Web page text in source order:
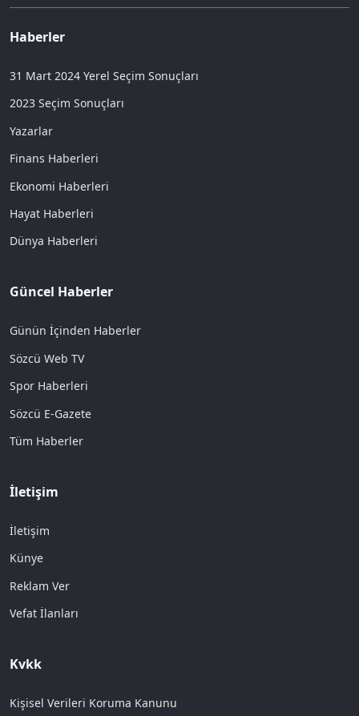
Haberler
31 Mart 2024 Yerel Seçim Sonuçları
2023 Seçim Sonuçları
Yazarlar
Finans Haberleri
Ekonomi Haberleri
Hayat Haberleri
Dünya Haberleri
Güncel Haberler
Günün İçinden Haberler
Sözcü Web TV
Spor Haberleri
Sözcü E-Gazete
Tüm Haberler
İletişim
İletişim
Künye
Reklam Ver
Vefat İlanları
Kvkk
Kişisel Verileri Koruma Kanunu